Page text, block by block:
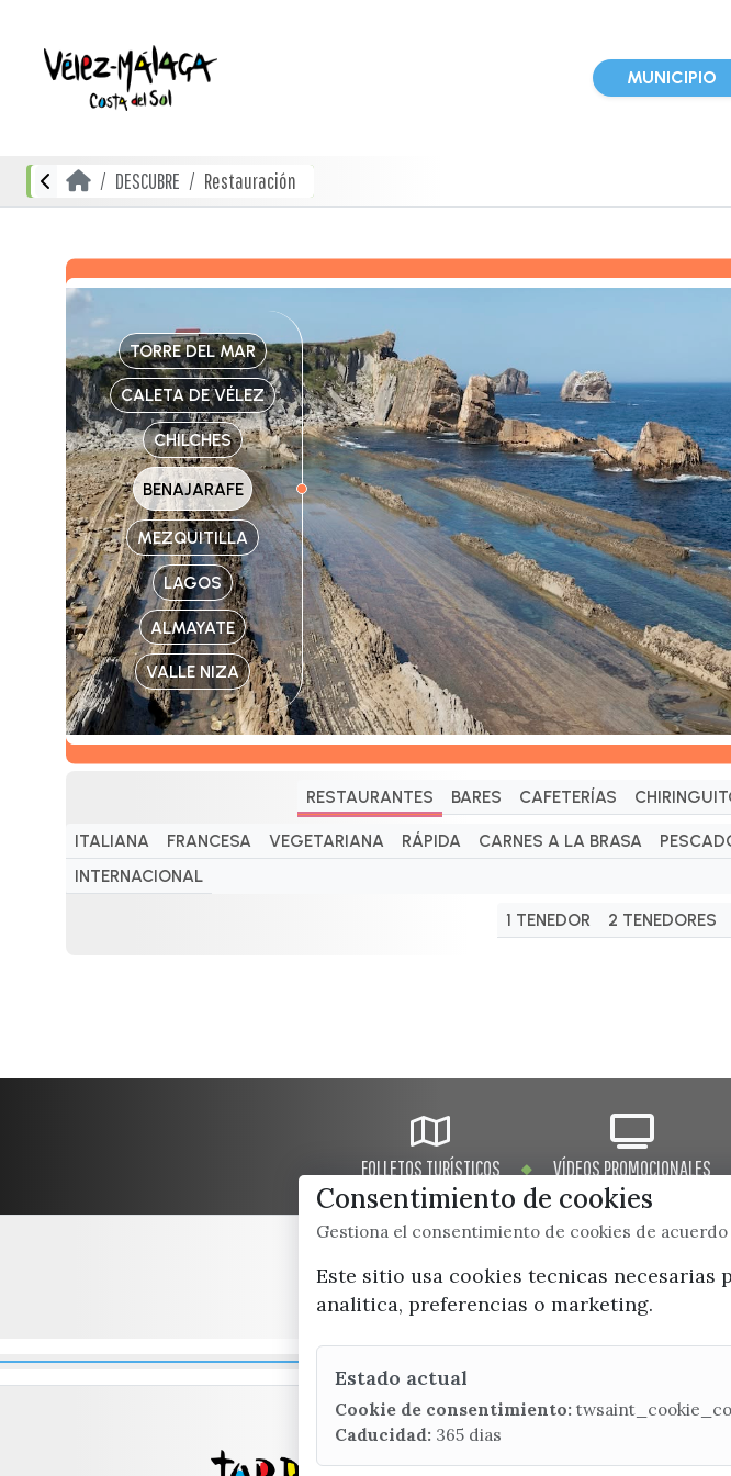
MUNICIPIO
DESCUBRE Restauración
TORRE DEL MAR
CALETA DE VÉLEZ
CHILCHES
BENAJARAFE
MEZQUITILLA
LAGOS
ALMAYATE
VALLE NIZA
RESTAURANTES BARES CAFETERÍAS
ITALIANA FRANCESA VEGETARIANA RÁPIDA CARNES A LA BRASA
INTERNACIONAL
1 TENEDOR 2 TENEDORES
FOLLETOS TURÍSTICOS VÍDEOS PROMOCIONALES
x / twitter
Consentimiento de cookies
Gestiona el consentimiento de cookies de
Este sitio usa cookies tecnicas necesarias
analitica, preferencias o marketing.
Estado actual
Cookie de consentimiento:
Caducidad: 365 dias